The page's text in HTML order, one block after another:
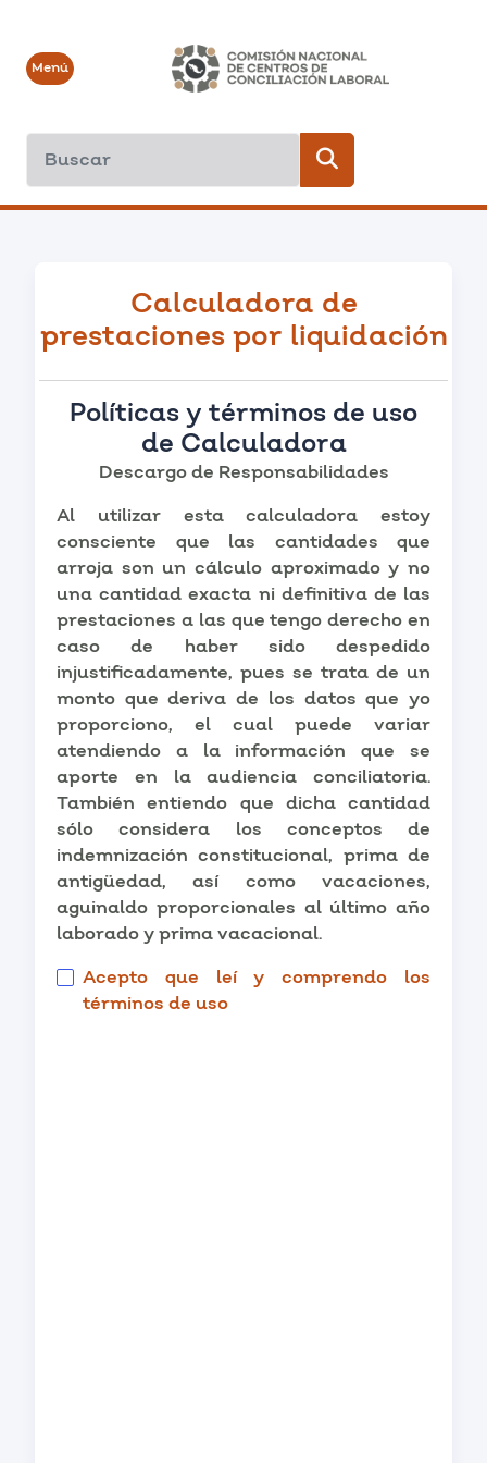
Menú
Calculadora de
prestaciones por liquidación
Políticas y términos de uso
de Calculadora
Descargo de Responsabilidades
Al utilizar esta calculadora estoy
consciente que las cantidades que
arroja son un cálculo aproximado y no
una cantidad exacta ni definitiva de las
prestaciones a las que tengo derecho en
caso de haber sido despedido
injustificadamente, pues se trata de un
monto que deriva de los datos que yo
proporciono, el cual puede variar
atendiendo a la información que se
aporte en la audiencia conciliatoria.
También entiendo que dicha cantidad
sólo considera los conceptos de
indemnización constitucional, prima de
antigüedad, así como vacaciones,
aguinaldo proporcionales al último año
laborado y prima vacacional.
Acepto que leí y comprendo los
términos de uso